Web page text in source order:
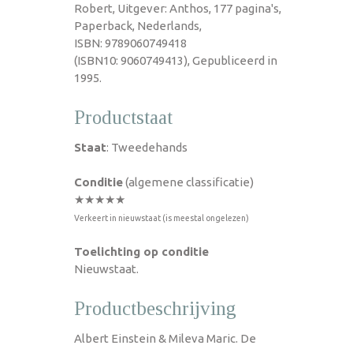
Robert, Uitgever: Anthos, 177 pagina's,
Paperback, Nederlands,
ISBN: 9789060749418
(ISBN10: 9060749413), Gepubliceerd in
1995.
Productstaat
Staat: Tweedehands
Conditie(algemene classificatie)
★★★★★
Verkeert in nieuwstaat (is meestal ongelezen)
Toelichting op conditie
Nieuwstaat.
Productbeschrijving
Albert Einstein & Mileva Maric. De